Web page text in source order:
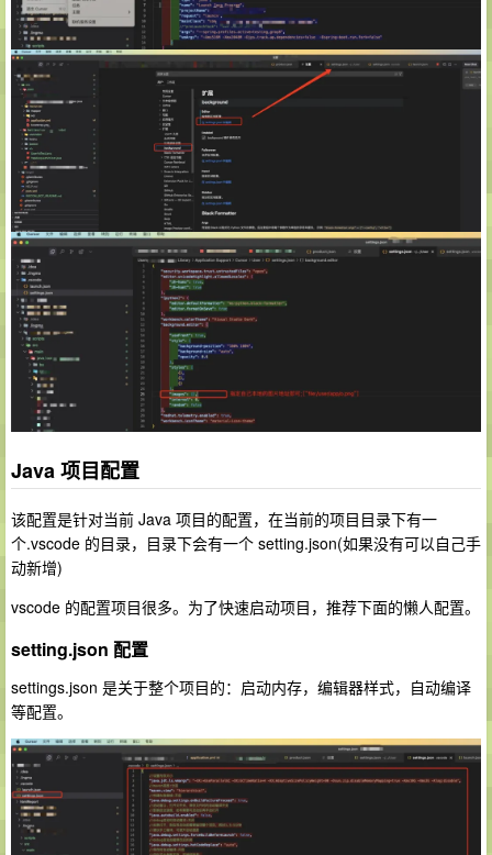
Java 项目配置
该配置是针对当前 Java 项目的配置，在当前的项目目录下有一
个.vscode 的目录，目录下会有一个 setting.json(如果没有可以自己手
动新增)
vscode 的配置项目很多。为了快速启动项目，推荐下面的懒人配置。
setting.json 配置
settings.json 是关于整个项目的：启动内存，编辑器样式，自动编译
等配置。